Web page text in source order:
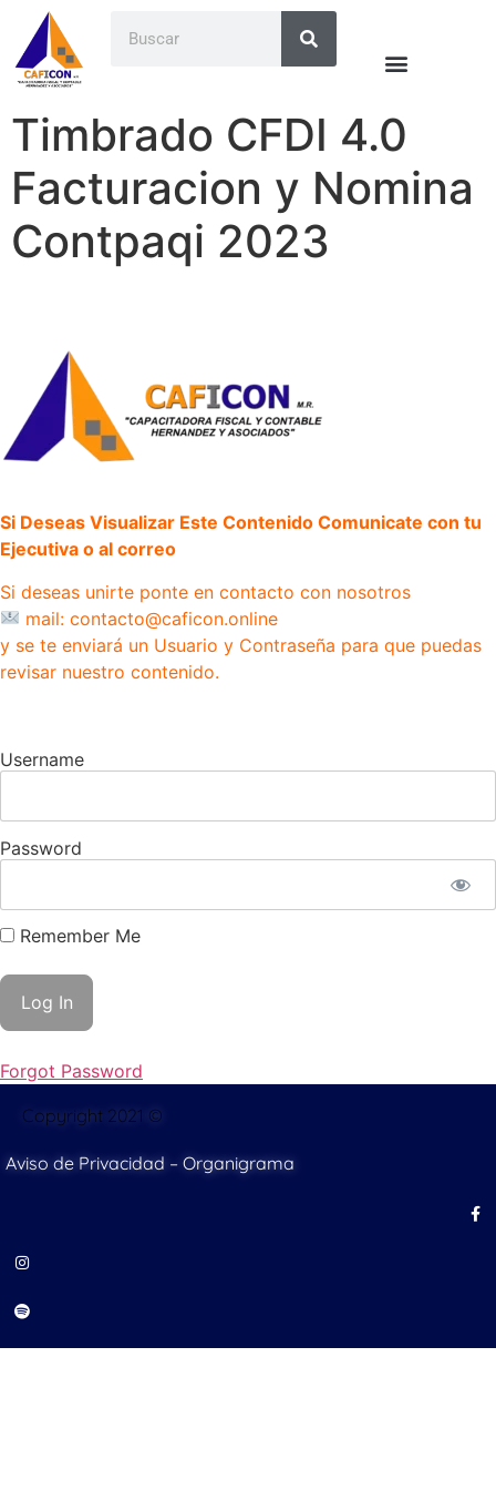
Timbrado CFDI 4.0
Facturacion y Nomina
Contpaqi 2023
Si Deseas Visualizar Este Contenido Comunicate con tu
Ejecutiva o al correo
Si deseas unirte ponte en contacto con nosotros
mail: contacto@caficon.online
y se te enviará un Usuario y Contraseña para que puedas
revisar nuestro contenido.
Username
Password
Remember Me
Forgot Password
Copyright 2021 ©
Aviso de Privacidad – Organigrama